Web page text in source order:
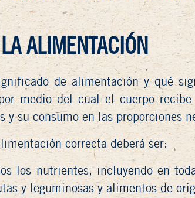
ALIMENTACIÓN
de alimentación y qué
medio del cual el cuerpo
y su consumo en las proporciones
correcta deberá ser:
los nutrientes, incluyendo en
y leguminosas y alimentos de